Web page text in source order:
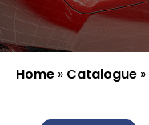
Home » Catalogue »